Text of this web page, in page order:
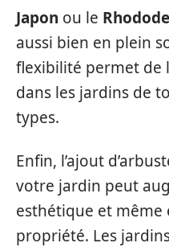
Japon ou le
aussi bien en plein
flexibilité permet de
dans les jardins de
types.
Enfin, l’ajout
votre jardin peut
esthétique et
propriété. Les